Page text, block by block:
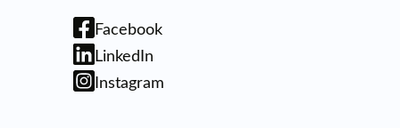
Facebook
LinkedIn
Instagram